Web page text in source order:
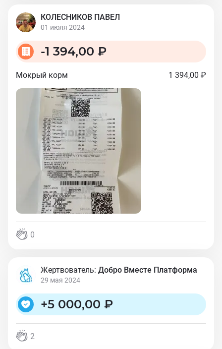
КОЛЕСНИКОВ ПАВЕЛ
01 июля 2024
-1 394,00 ₽
Мокрый корм 1 394,00 ₽
0
Жертвователь: Добро Вместе Платформа
29 мая 2024
+5 000,00 ₽
2